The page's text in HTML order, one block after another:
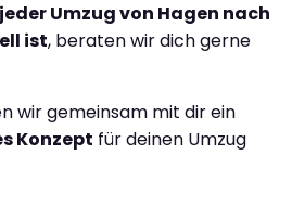
jeder Umzug von Hagen nach
ist, beraten wir dich gerne
wir gemeinsam mit dir ein
Konzept für deinen Umzug